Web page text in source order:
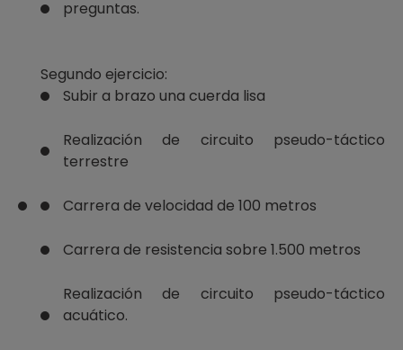
preguntas.
Segundo ejercicio:
Subir a brazo una cuerda lisa
Realización de circuito pseudo-táctico
terrestre
Carrera de velocidad de 100 metros
Carrera de resistencia sobre 1.500 metros
Realización de circuito pseudo-táctico
acuático.